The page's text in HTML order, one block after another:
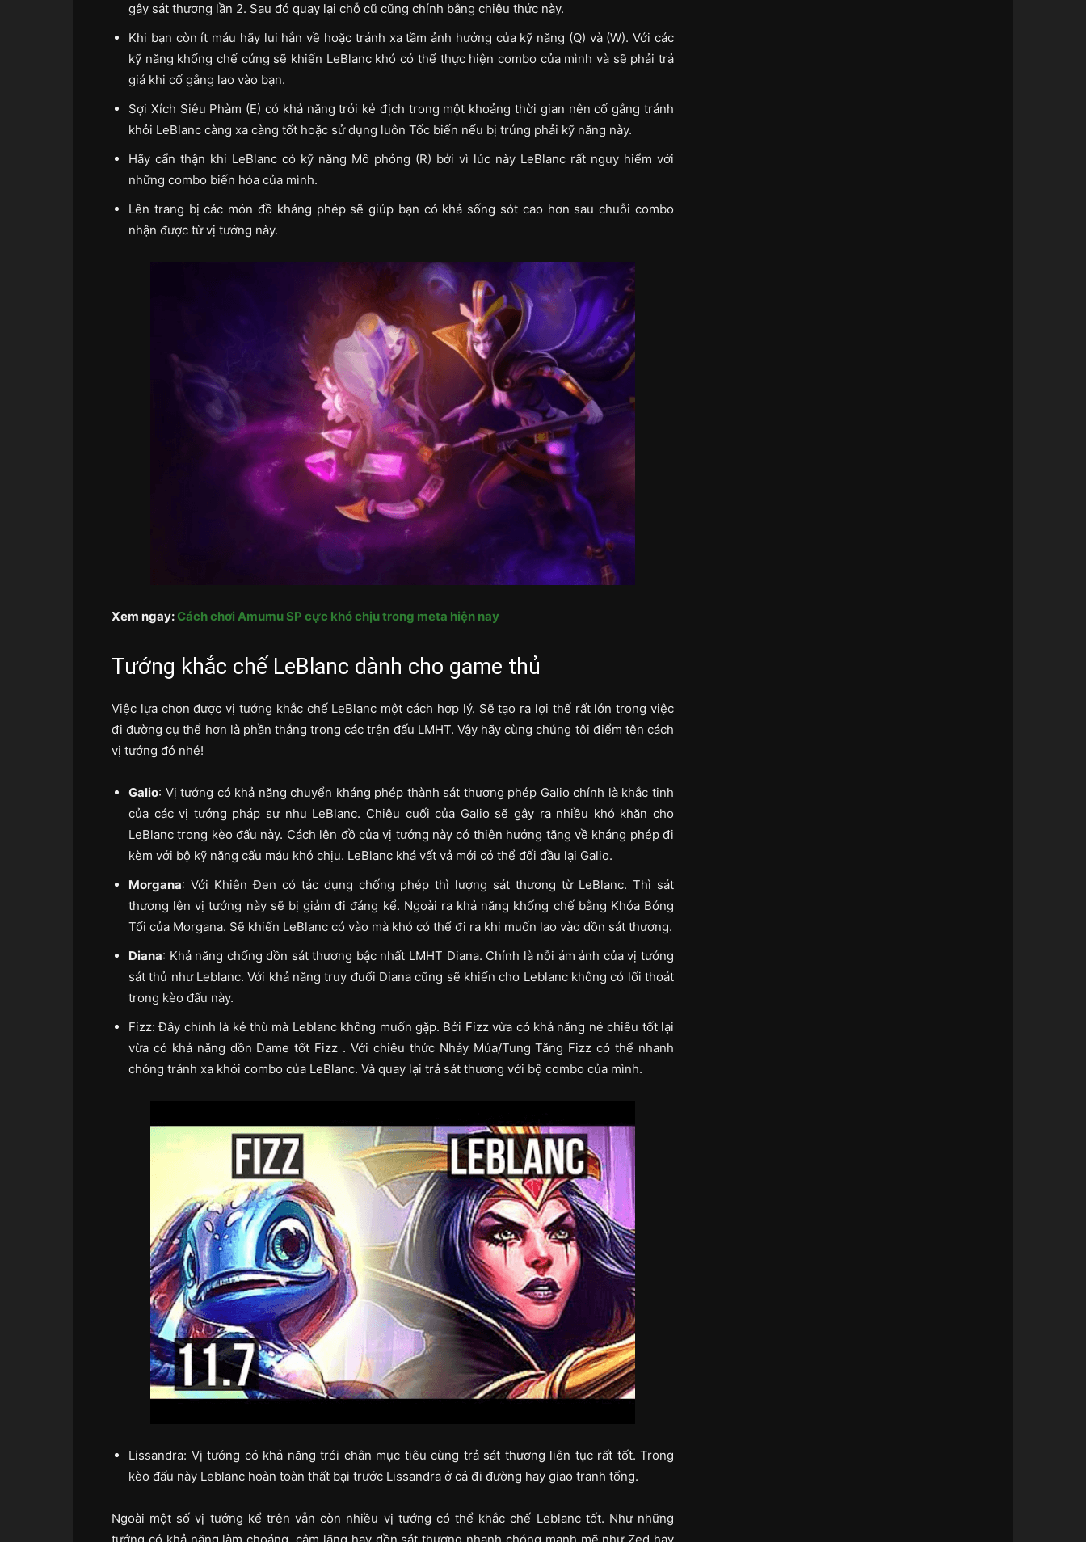
gây sát thương lần 2. Sau đó quay lại chỗ cũ cũng chính bằng chiêu thức này.
Khi bạn còn ít máu hãy lui hẳn về hoặc tránh xa tầm ảnh hưởng của kỹ năng (Q) và (W). Với các
kỹ năng khống chế cứng sẽ khiến LeBlanc khó có thể thực hiện combo của mình và sẽ phải trả
giá khi cố gắng lao vào bạn.
Sợi Xích Siêu Phàm (E) có khả năng trói kẻ địch trong một khoảng thời gian nên cố gắng tránh
khỏi LeBlanc càng xa càng tốt hoặc sử dụng luôn Tốc biến nếu bị trúng phải kỹ năng này.
Hãy cẩn thận khi LeBlanc có kỹ năng Mô phỏng (R) bởi vì lúc này LeBlanc rất nguy hiểm với
những combo biến hóa của mình.
Lên trang bị các món đồ kháng phép sẽ giúp bạn có khả sống sót cao hơn sau chuỗi combo
nhận được từ vị tướng này.
Xem ngay: Cách chơi Amumu SP cực khó chịu trong meta hiện nay
Tướng khắc chế LeBlanc dành cho game thủ
Việc lựa chọn được vị tướng khắc chế LeBlanc một cách hợp lý. Sẽ tạo ra lợi thế rất lớn trong việc
đi đường cụ thể hơn là phần thắng trong các trận đấu LMHT. Vậy hãy cùng chúng tôi điểm tên cách
vị tướng đó nhé!
Galio: Vị tướng có khả năng chuyển kháng phép thành sát thương phép Galio chính là khắc tinh
của các vị tướng pháp sư nhu LeBlanc. Chiêu cuối của Galio sẽ gây ra nhiều khó khăn cho
LeBlanc trong kèo đấu này. Cách lên đồ của vị tướng này có thiên hướng tăng về kháng phép đi
kèm với bộ kỹ năng cấu máu khó chịu. LeBlanc khá vất vả mới có thể đối đầu lại Galio.
Morgana: Với Khiên Đen có tác dụng chống phép thì lượng sát thương từ LeBlanc. Thì sát
thương lên vị tướng này sẽ bị giảm đi đáng kể. Ngoài ra khả năng khống chế bằng Khóa Bóng
Tối của Morgana. Sẽ khiến LeBlanc có vào mà khó có thể đi ra khi muốn lao vào dồn sát thương.
Diana: Khả năng chống dồn sát thương bậc nhất LMHT Diana. Chính là nỗi ám ảnh của vị tướng
sát thủ như Leblanc. Với khả năng truy đuổi Diana cũng sẽ khiến cho Leblanc không có lối thoát
trong kèo đấu này.
Fizz: Đây chính là kẻ thù mà Leblanc không muốn gặp. Bởi Fizz vừa có khả năng né chiêu tốt lại
vừa có khả năng dồn Dame tốt Fizz . Với chiêu thức Nhảy Múa/Tung Tăng Fizz có thể nhanh
chóng tránh xa khỏi combo của LeBlanc. Và quay lại trả sát thương với bộ combo của mình.
Lissandra: Vị tướng có khả năng trói chân mục tiêu cùng trả sát thương liên tục rất tốt. Trong
kèo đấu này Leblanc hoàn toàn thất bại trước Lissandra ở cả đi đường hay giao tranh tổng.
Ngoài một số vị tướng kể trên vẫn còn nhiều vị tướng có thể khắc chế Leblanc tốt. Như những